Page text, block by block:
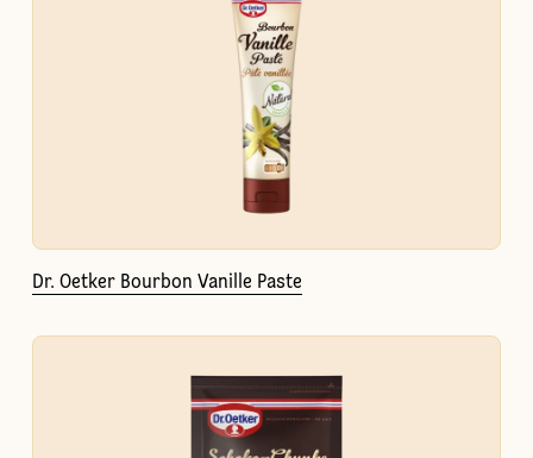
Dr. Oetker Bourbon Vanille Paste